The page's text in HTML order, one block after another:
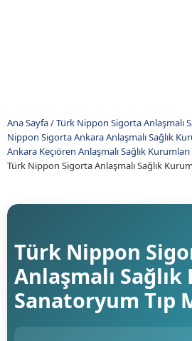
Ana Sayfa/Türk Nippon Sigorta Anlaşmalı
Nippon Sigorta Ankara Anlaşmalı Sağlık
Ankara Keçıören Anlaşmalı Sağlık Kurumları
Türk Nippon Sigorta Anlaşmalı Sağlık
Türk Nippon
Anlaşmalı
Sanatoryum Tıp